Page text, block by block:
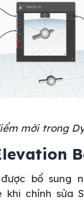
mới trong
bổ sung
khi chỉnh sửa